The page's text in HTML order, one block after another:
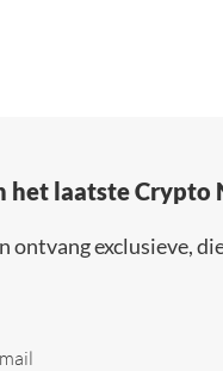
het laatste Crypto
ontvang exclusieve,